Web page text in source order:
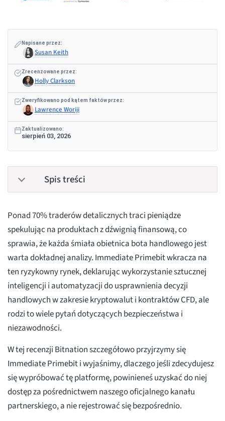
Napisane przez:
Susan Keith
Zrecenzowane przez:
Holly Clarkson
Zweryfikowano pod kątem faktów przez:
Lawrence Woriji
Zaktualizowano:
sierpień 03, 2026
Spis treści
Ponad 70% traderów detalicznych traci pieniądze
spekulując na produktach z dźwignią finansową, co
sprawia, że każda śmiała obietnica bota handlowego jest
warta dokładnej analizy. Immediate Primebit wkracza na
ten ryzykowny rynek, deklarując wykorzystanie sztucznej
inteligencji i automatyzacji do usprawnienia decyzji
handlowych w zakresie kryptowalut i kontraktów CFD, ale
rodzi to wiele pytań dotyczących bezpieczeństwa i
niezawodności.
W tej recenzji Bitnation szczegółowo przyjrzymy się
Immediate Primebit i wyjaśnimy, dlaczego jeśli zdecydujesz
się wypróbować tę platformę, powinieneś uzyskać do niej
dostęp za pośrednictwem naszego oficjalnego kanału
partnerskiego, a nie rejestrować się bezpośrednio.